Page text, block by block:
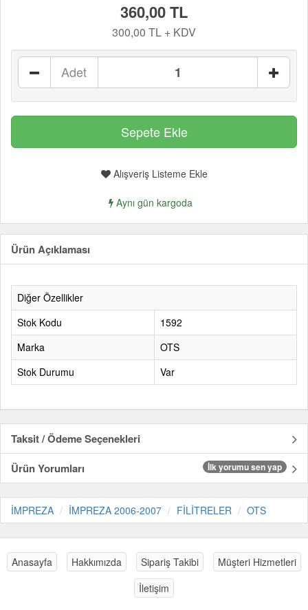
360,00 TL
300,00 TL + KDV
Adet
Alışveriş Listeme Ekle
Aynı gün kargoda
Ürün Açıklaması
Diğer Özellikler
Stok Kodu
1592
Marka
OTS
Stok Durumu
Var
Taksit / Ödeme Seçenekleri
Ürün Yorumları
İlk yorumu sen yap
İMPREZA İMPREZA 2006-2007 FİLİTRELER OTS
Anasayfa Hakkımızda Sipariş Takibi
Müşteri Hizmetleri
İletişim